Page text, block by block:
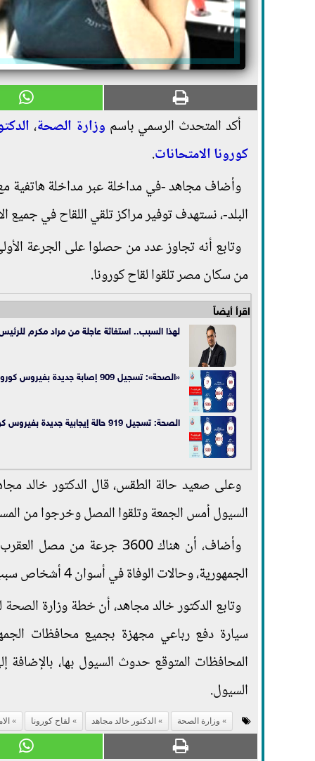
أكد المتحدث الرسمي باسم وزارة الصحة،
كوروناالامتحانات.
وأضاف مجاهد -في مداخلة عبر مداخلة هاتفية
البلد-، نستهدف توفير مراكز تلقي اللقاح في جميع
من سكان مصر تلقوا لقاح كورونا.
اقرأ أيضاً
لهذا السبب.. استغاثة عاجلة من مراد مكرم
«الصحة»: تسجيل 909 إصابة جديدة بفيروس كورونا.. و57 حالة وفاة
الصحة: تسجيل 919 حالة إيجابية جديدة بفيروس كورونا و 60 وفاة
السيول أمس الجمعة وتلقوا المصل وخرجوا من
وأضاف، أن هناك 3600
الجمهورية، وحالات الوفاة في أسوان 4 أشخاص سبب حالة الطقس.
سيارة دفع رباعي مجهزة بجميع محافظات
السيول.
وزارة الصحة الدكتور خالد مجاهد لقاح كورونا